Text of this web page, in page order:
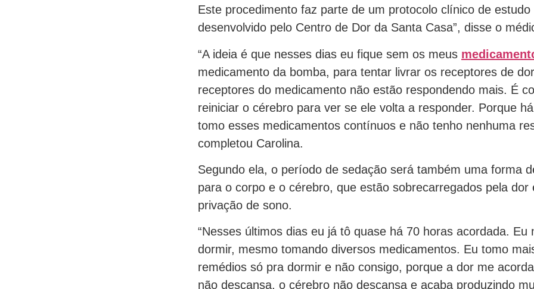
Este procedimento faz parte de um protocolo clínico de
desenvolvido pelo Centro de Dor da Santa Casa”, disse o
“A ideia é que nesses dias eu fique sem os meus
medicamento da bomba, para tentar livrar os receptores de
receptores do medicamento não estão respondendo mais. É
reiniciar o cérebro para ver se ele volta a responder. Porque
tomo esses medicamentos contínuos e não tenho nenhuma
completou Carolina.
Segundo ela, o período de sedação será também uma forma
para o corpo e o cérebro, que estão sobrecarregados pela dor
privação de sono.
“Nesses últimos dias eu já tô quase há 70 horas acordada. Eu
dormir, mesmo tomando diversos medicamentos. Eu tomo
remédios só pra dormir e não consigo, porque a dor me
não descansa, o cérebro não descansa e acaba produzindo